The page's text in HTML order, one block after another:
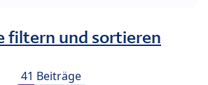
filtern und sortieren
41 Beiträge